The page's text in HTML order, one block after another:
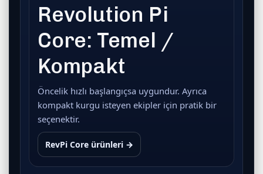
Revolution Pi
Core: Temel /
Kompakt
Öncelik hızlı başlangıçsa uygundur. Ayrıca
kompakt kurgu isteyen ekipler için pratik bir
seçenektir.
RevPi Core ürünleri →